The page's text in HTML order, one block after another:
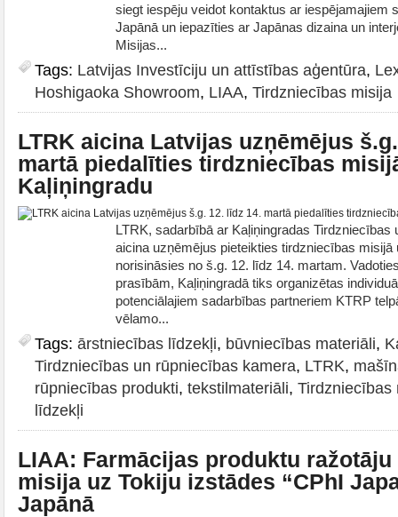
siegt iespēju veidot kontaktus ar iespējamajiem
Japānā un iepazīties ar Japānas dizaina un
Misijas...
Tags: Latvijas Investīciju un attīstības aģentūra,
Hoshigaoka Showroom, LIAA, Tirdzniecības misija
LTRK aicina Latvijas uzņēmējus
martā piedalīties tirdzniecības
Kaļiņingradu
LTRK, sadarbībā ar Kaļiņingradas
aicina uzņēmējus pieteikties tirdzniecības misijā
norisināsies no š.g. 12. līdz 14. martam.
prasībām, Kaļiņingradā tiks organizētas
potenciālajiem sadarbības partneriem KTRP
vēlamo...
Tags: ārstniecības līdzekļi, būvniecības materiāli,
Tirdzniecības un rūpniecības kamera, LTRK,
rūpniecības produkti, tekstilmateriāli, Tirdzniecības
līdzekļi
LIAA: Farmācijas produktu
misija uz Tokiju izstādes “CPhI
Japānā